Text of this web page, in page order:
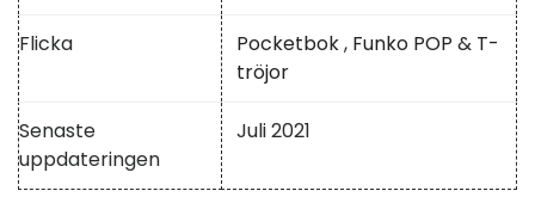
Flicka Pocketbok, Funko POP & T-
tröjor
Senaste
uppdateringen
Juli 2021